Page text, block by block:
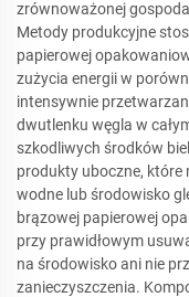
zrównoważonej
Metody produkcyjne
papierowej
zużycia energii w
intensywnie
dwutlenku węgla w
szkodliwych środków
produkty uboczne, które
wodne lub środowisko
brązowej papierowej
przy prawidłowym
na środowisko ani nie
zanieczyszczenia.